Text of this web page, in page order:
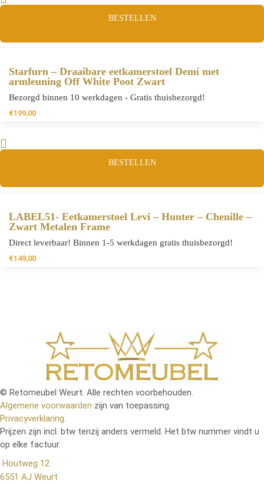
BESTELLEN
Starfurn – Draaibare eetkamerstoel Demi met
armleuning Off White Poot Zwart
Bezorgd binnen 10 werkdagen - Gratis thuisbezorgd!
€199,00
BESTELLEN
LABEL51- Eetkamerstoel Levi – Hunter – Chenille –
Zwart Metalen Frame
Direct leverbaar! Binnen 1-5 werkdagen gratis thuisbezorgd!
€149,00
© Retomeubel Weurt. Alle rechten voorbehouden.
Algemene voorwaarden zijn van toepassing.
Privacyverklaring
Prijzen zijn incl. btw tenzij anders vermeld. Het btw nummer vindt u
op elke factuur.
Houtweg 12
6551 AJ Weurt